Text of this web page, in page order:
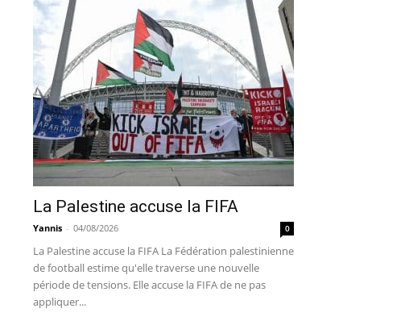
La Palestine accuse la FIFA
Yannis - 04/08/2026 0
La Palestine accuse la FIFA La Fédération palestinienne
de football estime qu'elle traverse une nouvelle
période de tensions. Elle accuse la FIFA de ne pas
appliquer...